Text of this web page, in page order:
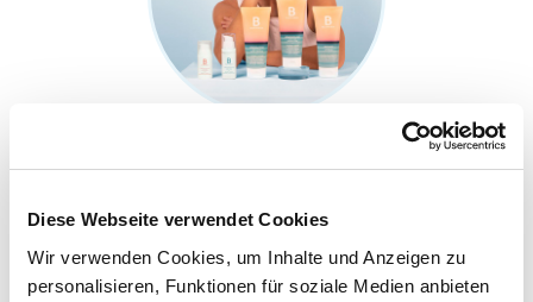
Diese Webseite verwendet Cookies
Wir verwenden Cookies, um Inhalte und Anzeigen zu
personalisieren, Funktionen für soziale Medien anbieten
BLUPHORIA
Découvrez l'univers sensuel des produits Bluphoria et